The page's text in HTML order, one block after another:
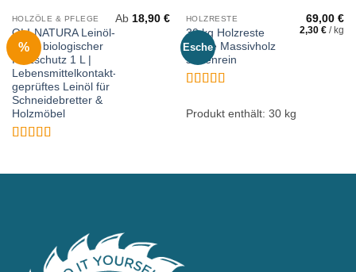
%
HOLZÖLE & PFLEGE
OLI-NATURA Leinöl-
Firnis biologischer
Holzschutz 1 L |
Lebensmittelkontakt-
geprüftes Leinöl für
Schneidebretter &
Holzmöbel
5
Ab18,90€
Esche
HOLZRESTE
30 kg Holzreste
Esche Massivholz
sortenrein
mit 4.87
69,00€
2,30€ /kg
Produkt enthält: 30 kg